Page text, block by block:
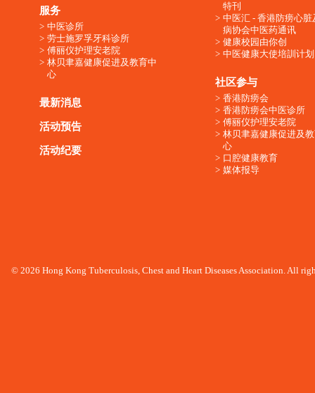
服务
中医诊所
劳士施罗孚牙科诊所
傅丽仪护理安老院
林贝聿嘉健康促进及教育中
心
最新消息
活动预告
活动纪要
特刊
中医汇 - 香港防痨心脏
病协会中医药通讯
健康校园由你创
中医健康大使培訓计划
社区参与
香港防痨会
香港防痨会中医诊所
傅丽仪护理安老院
林贝聿嘉健康促进及
心
口腔健康教育
媒体报导
© 2026 Hong Kong Tuberculosis, Chest and Heart Diseases Association. All